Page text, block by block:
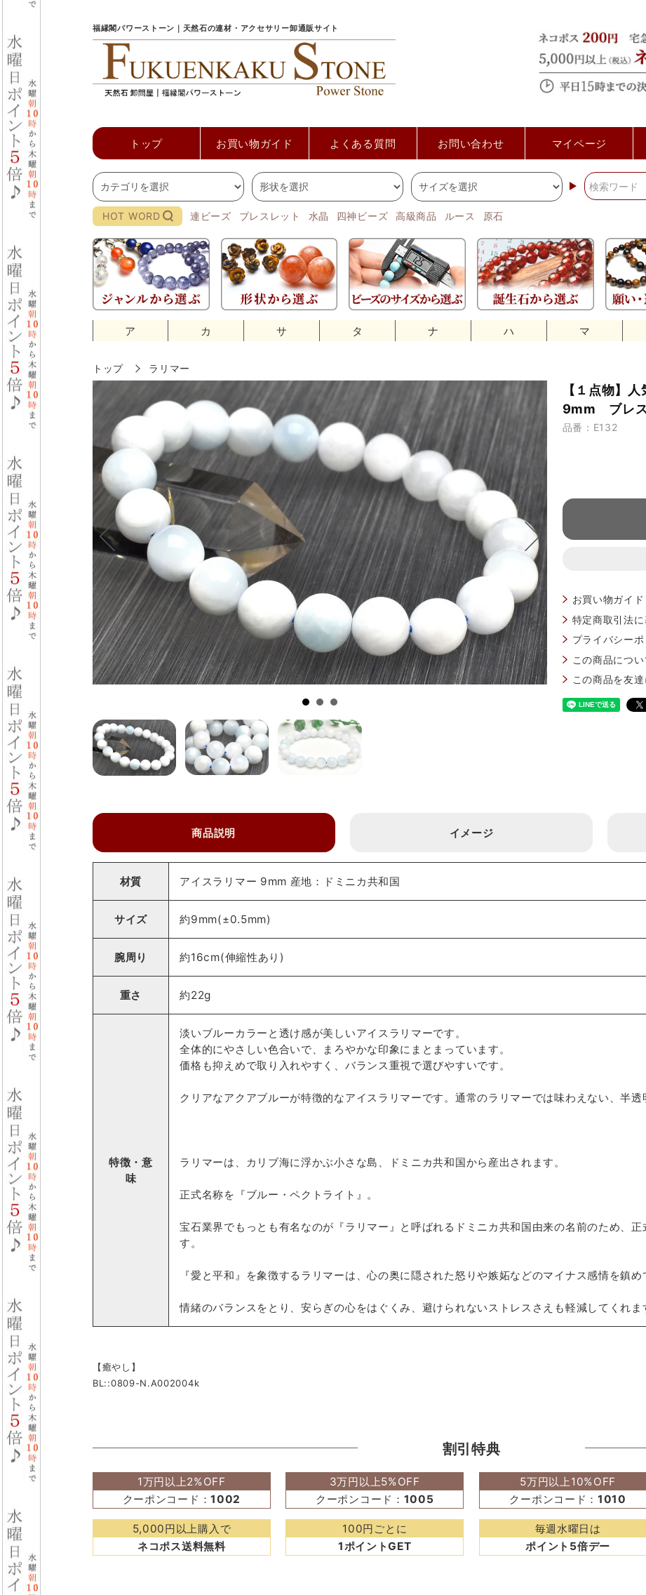
福縁閣パワーストーン｜天然石の連材・アクセサリー卸通販サイト
トップ お買い物ガイド よくある質問 お問い合わせ マイページ
HOT WORD 連ビーズ ブレスレット 水晶 四神ビーズ 高級商品 ルース 原石
ア カ サ タ ナ ハ マ
トップ ラリマー
【１点物】
9mm ブレス
品番：E132
お買い物ガイド
特定商取引法
プライバシー
この商品につ
この商品を友
商品説明 イメージ
材質 アイスラリマー 9mm 産地：ドミニカ共和国
サイズ 約9mm(±0.5mm)
腕周り 約16cm(伸縮性あり)
重さ 約22g
特徴・意
味
淡いブルーカラーと透け感が美しいアイスラリマーです。
全体的にやさしい色合いで、まろやかな印象にまとまっています。
価格も抑えめで取り入れやすく、バランス重視で選びやすいです。
クリアなアクアブルーが特徴的なアイスラリマーです。通常のラリマーでは味わえない、半透
ラリマーは、カリブ海に浮かぶ小さな島、ドミニカ共和国から産出されます。
正式名称を『ブルー・ペクトライト』。
宝石業界でもっとも有名なのが『ラリマー』と呼ばれるドミニカ共和国由来の名前のため、
す。
『愛と平和』を象徴するラリマーは、心の奥に隠された怒りや嫉妬などのマイナス感情を鎮め
情緒のバランスをとり、安らぎの心をはぐくみ、避けられないストレスさえも軽減してくれま
【癒やし】
BL::0809-N.A002004k
割引特典
1万円以上2%OFF
クーポンコード：1002
3万円以上5%OFF
クーポンコード： 1005
5万円以上10%OFF
クーポンコード：1010
5,000円以上購入で
ネコポス送料無料
100円ごとに
1ポイントGET
毎週水曜日は
ポイント5倍デー